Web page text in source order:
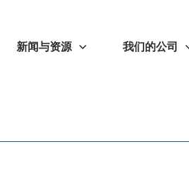
新闻与资源 我们的公司